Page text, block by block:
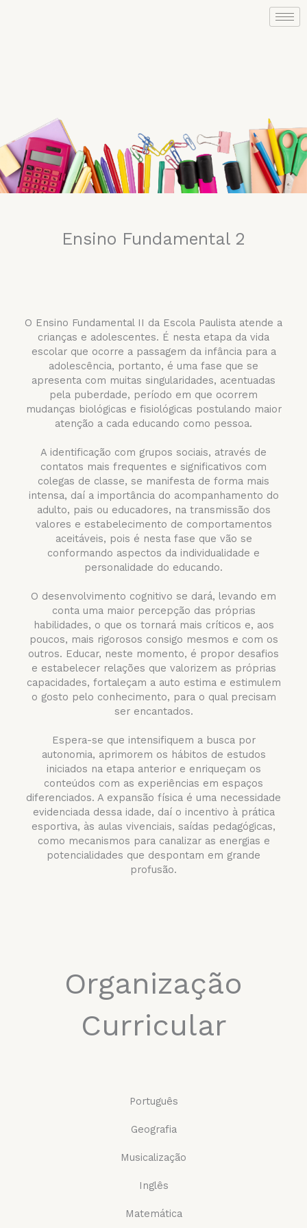
Ensino Fundamental 2
O Ensino Fundamental II da Escola Paulista atende a
crianças e adolescentes. É nesta etapa da vida
escolar que ocorre a passagem da infância para a
adolescência, portanto, é uma fase que se
apresenta com muitas singularidades, acentuadas
pela puberdade, período em que ocorrem
mudanças biológicas e fisiológicas postulando maior
atenção a cada educando como pessoa.
A identificação com grupos sociais, através de
contatos mais frequentes e significativos com
colegas de classe, se manifesta de forma mais
intensa, daí a importância do acompanhamento do
adulto, pais ou educadores, na transmissão dos
valores e estabelecimento de comportamentos
aceitáveis, pois é nesta fase que vão se
conformando aspectos da individualidade e
personalidade do educando.
O desenvolvimento cognitivo se dará, levando em
conta uma maior percepção das próprias
habilidades, o que os tornará mais críticos e, aos
poucos, mais rigorosos consigo mesmos e com os
outros. Educar, neste momento, é propor desafios
e estabelecer relações que valorizem as próprias
capacidades, fortaleçam a auto estima e estimulem
o gosto pelo conhecimento, para o qual precisam
ser encantados.
Espera-se que intensifiquem a busca por
autonomia, aprimorem os hábitos de estudos
iniciados na etapa anterior e enriqueçam os
conteúdos com as experiências em espaços
diferenciados. A expansão física é uma necessidade
evidenciada dessa idade, daí o incentivo à prática
esportiva, às aulas vivenciais, saídas pedagógicas,
como mecanismos para canalizar as energias e
potencialidades que despontam em grande
profusão.
Organização
Curricular
Português
Geografia
Musicalização
Inglês
Matemática